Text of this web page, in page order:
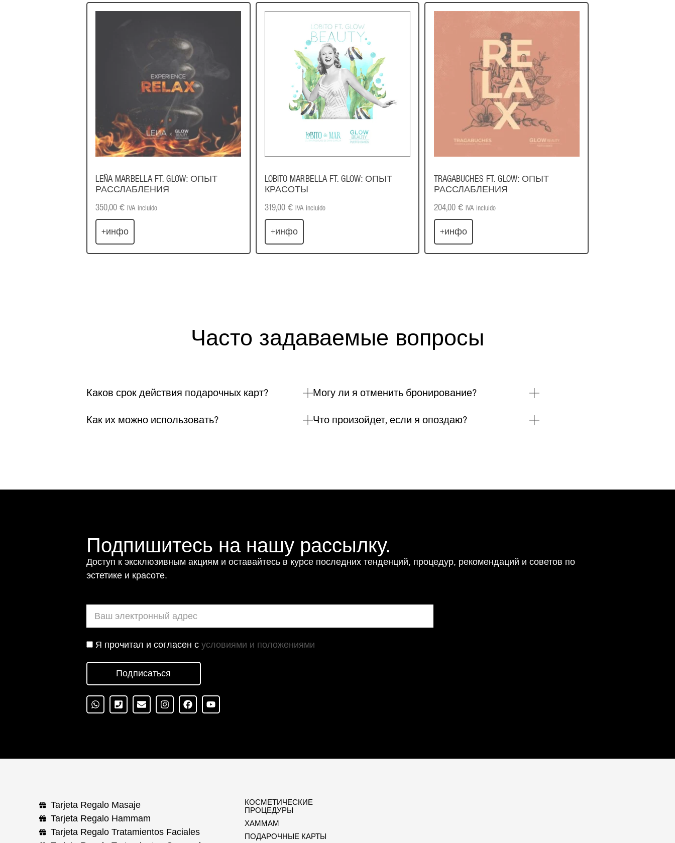
LEÑA MARBELLA FT. GLOW: ОПЫТ
РАССЛАБЛЕНИЯ
350,00€ IVA incluido
+инфо
LOBITO MARBELLA FT. GLOW: ОПЫТ
КРАСОТЫ
319,00 € IVA incluido
+инфо
TRAGABUCHES FT. GLOW: ОПЫТ
РАССЛАБЛЕНИЯ
204,00 € IVA incluido
+инфо
Часто задаваемые вопросы
Каков срок действия подарочных карт?
Как их можно использовать?
Могу ли я отменить бронирование?
Что произойдет, если я опоздаю?
Подпишитесь на нашу рассылку.
Доступ к эксклюзивным акциям и оставайтесь в курсе последних тенденций, процедур, рекомендаций и советов по
эстетике и красоте.
Я прочитал и согласен с условиями и положениями
Подписаться
Tarjeta Regalo Masaje
Tarjeta Regalo Hammam
Tarjeta Regalo Tratamientos Faciales
КОСМЕТИЧЕСКИЕ
ПРОЦЕДУРЫ
XAMMAM
ПОДАРОЧНЫЕ КАРТЫ